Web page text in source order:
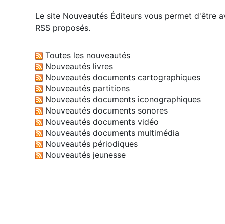
Le site Nouveautés Éditeurs vous permet d'être
RSS proposés.
Toutes les nouveautés
Nouveautés livres
Nouveautés documents cartographiques
Nouveautés partitions
Nouveautés documents iconographiques
Nouveautés documents sonores
Nouveautés documents vidéo
Nouveautés documents multimédia
Nouveautés périodiques
Nouveautés jeunesse